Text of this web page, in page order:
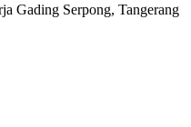
Gading Serpong, Tangerang